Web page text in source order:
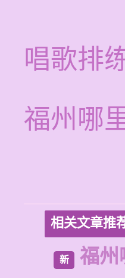
唱歌排
福州哪
相关文章推
新 福州